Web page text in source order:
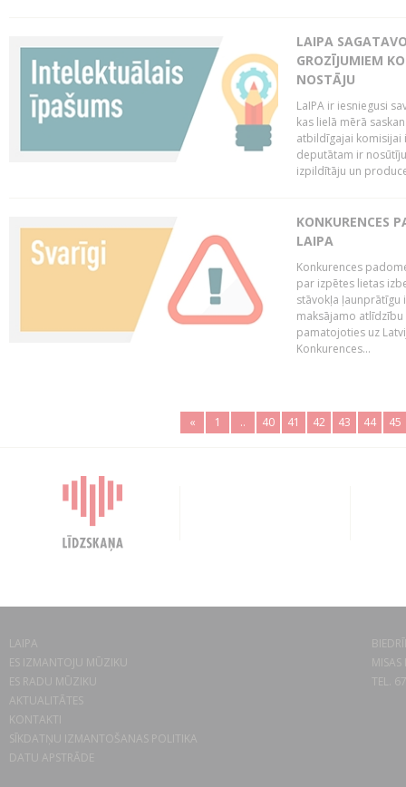
LAIPA
GROZĪJUMIEM
NOSTĀJU
LaIPA ir iesniegusi
kas lielā mērā
atbildīgajai komisijai
deputātam ir
izpildītāju un
KONKURENCES
LAIPA
Konkurences
par izpētes lietas
stāvokļa ļaunprātīgu
maksājamo
pamatojoties uz
Konkurences...
« 1 .. 40 41 42 43 44 45
LAIPA
ES IZMANTOJU MŪZIKU
ES RADU MŪZIKU
AKTUALITĀTES
KONTAKTI
SĪKDATŅU IZMANTOŠANAS POLITIKA
DATU APSTRĀDE
TEL.